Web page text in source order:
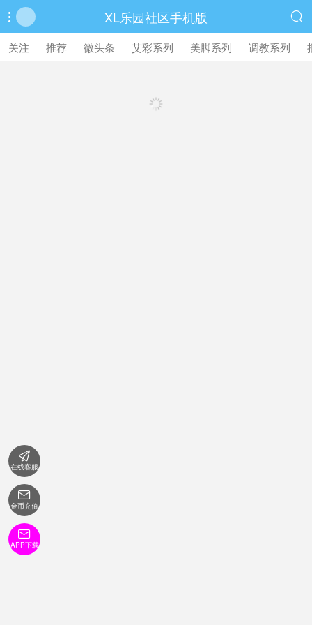
 XL乐园社区手机版 
关注 推荐 微头条 艾彩系列 美脚系列 调教系列
繁體中文版

在线客服

金币充值

APP下载